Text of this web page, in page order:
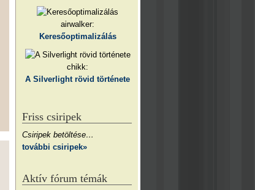
airwalker:
Keresőoptimalizálás
chikk:
A Silverlight rövid története
Friss csiripek
Csiripek betöltése…
további csiripek»
Aktív fórum témák